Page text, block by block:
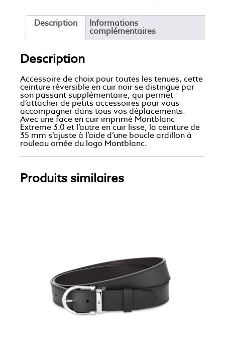
Description
Informations
complémentaires
Description
Accessoire de choix pour toutes les tenues, cette
ceinture réversible en cuir noir se distingue par
son passant supplémentaire, qui permet
d’attacher de petits accessoires pour vous
accompagner dans tous vos déplacements.
Avec une face en cuir imprimé Montblanc
Extreme 3.0 et l’autre en cuir lisse, la ceinture de
35 mm s’ajuste à l’aide d’une boucle ardillon à
rouleau ornée du logo Montblanc.
Produits similaires